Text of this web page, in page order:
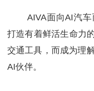
AIVA面向AI汽
打造有着鲜活生命力
交通工具，而成为理
AI伙伴。